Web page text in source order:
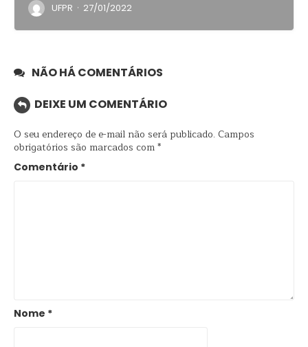
UFPR · 27/01/2022
NÃO HÁ COMENTÁRIOS
DEIXE UM COMENTÁRIO
O seu endereço de e-mail não será publicado. Campos
obrigatórios são marcados com*
Comentário *
Nome *